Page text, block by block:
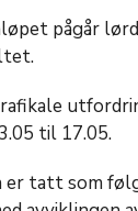
pågår
til 17.05.
tatt som